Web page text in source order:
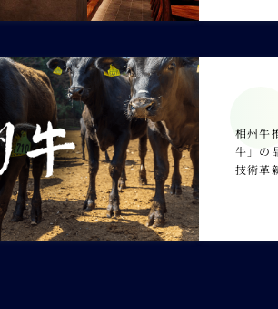
相州牛
牛」の
技術革